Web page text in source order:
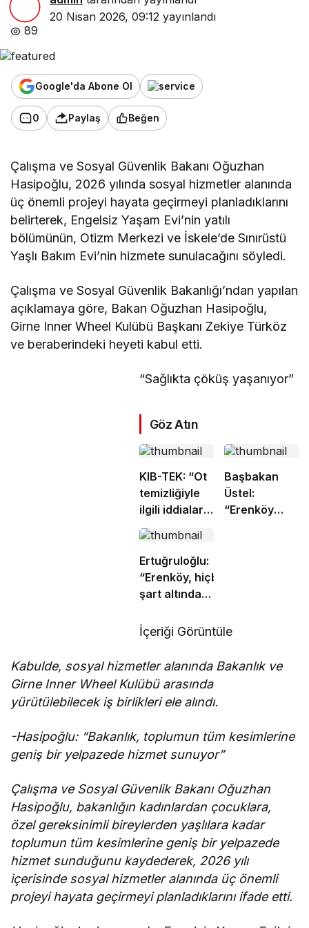
20 Nisan 2026, 09:12 yayınlandı
89
Google'da Abone Ol
0 Paylaş Beğen
Çalışma ve Sosyal Güvenlik Bakanı Oğuzhan
Hasipoğlu, 2026 yılında sosyal hizmetler alanında
üç önemli projeyi hayata geçirmeyi planladıklarını
belirterek, Engelsiz Yaşam Evi’nin yatılı
bölümünün, Otizm Merkezi ve İskele’de Sınırüstü
Yaşlı Bakım Evi’nin hizmete sunulacağını söyledi.
Çalışma ve Sosyal Güvenlik Bakanlığı’ndan yapılan
açıklamaya göre, Bakan Oğuzhan Hasipoğlu,
Girne Inner Wheel Kulübü Başkanı Zekiye Türköz
ve beraberindeki heyeti kabul etti.
“Sağlıkta çöküş yaşanıyor”
Göz Atın
KIB-TEK: “Ot
temizliğiyle
ilgili iddialar
doğru değil”
Başbakan
Üstel:
“Erenköy
Ertuğruloğlu:
“Erenköy, hiçbir
şart altında
etmeyeceğimizin
en açık kanıtıdır”
İçeriği Görüntüle
Kabulde, sosyal hizmetler alanında Bakanlık ve
Girne Inner Wheel Kulübü arasında
yürütülebilecek iş birlikleri ele alındı.
-Hasipoğlu: “Bakanlık, toplumun tüm kesimlerine
geniş bir yelpazede hizmet sunuyor”
Çalışma ve Sosyal Güvenlik Bakanı Oğuzhan
Hasipoğlu, bakanlığın kadınlardan çocuklara,
özel gereksinimli bireylerden yaşlılara kadar
toplumun tüm kesimlerine geniş bir yelpazede
hizmet sunduğunu kaydederek, 2026 yılı
içerisinde sosyal hizmetler alanında üç önemli
projeyi hayata geçirmeyi planladıklarını ifade etti.